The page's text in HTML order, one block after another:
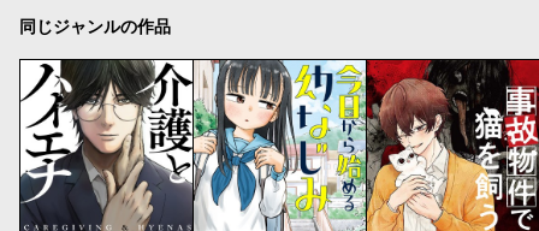
同じジャンルの作品